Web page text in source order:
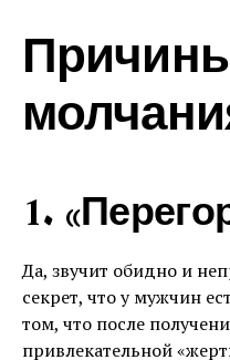
1.
Да, звучит обидно и
секрет, что у мужчин
том, что после
привлекательной